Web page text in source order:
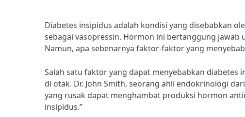
Diabetes insipidus adalah kondisi yang disebabkan
sebagai vasopressin. Hormon ini bertanggung
Namun, apa sebenarnya faktor-faktor yang
Salah satu faktor yang dapat menyebabkan diabetes
di otak. Dr. John Smith, seorang ahli endokrinologi
yang rusak dapat menghambat produksi hormon
insipidus.”